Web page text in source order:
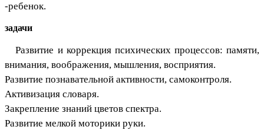
-ребенок.
задачи
Развитие и коррекция психических процессов: памяти,
внимания, воображения, мышления, восприятия.
Развитие познавательной активности, самоконтроля.
Активизация словаря.
Закрепление знаний цветов спектра.
Развитие мелкой моторики руки.